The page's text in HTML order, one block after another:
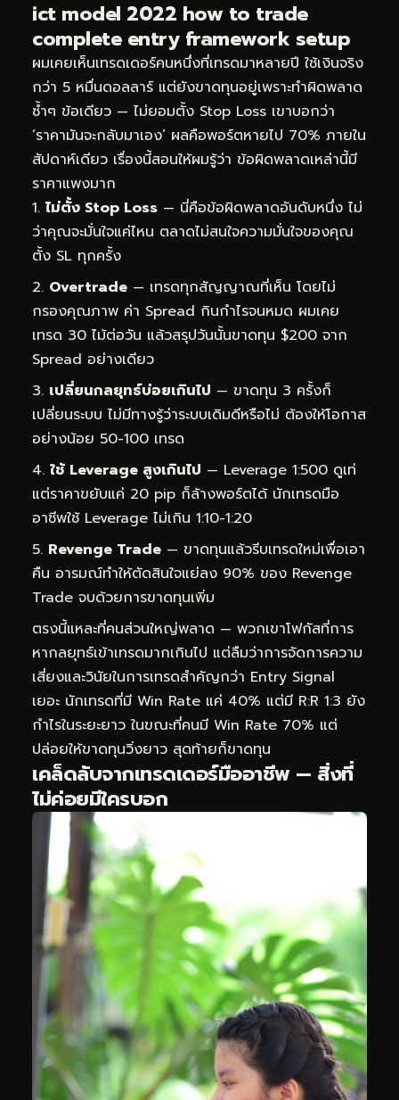
ict model 2022 how to trade
complete entry framework setup
ผมเคยเห็นเทรดเดอร์คนหนึ่งที่เทรดมาหลายปี ใช้เงินจริง
กว่า 5 หมื่นดอลลาร์ แต่ยังขาดทุนอยู่เพราะทำผิดพลาด
ซ้ำๆ ข้อเดียว — ไม่ยอมตั้ง Stop Loss เขาบอกว่า
‘ราคามันจะกลับมาเอง’ ผลคือพอร์ตหายไป 70% ภายใน
สัปดาห์เดียว เรื่องนี้สอนให้ผมรู้ว่า ข้อผิดพลาดเหล่านี้มี
ราคาแพงมาก
ไม่ตั้ง Stop Loss — นี่คือข้อผิดพลาดอันดับหนึ่ง ไม่
ว่าคุณจะมั่นใจแค่ไหน ตลาดไม่สนใจความมั่นใจของคุณ
ตั้ง SL ทุกครั้ง
Overtrade — เทรดทุกสัญญาณที่เห็น โดยไม่
กรองคุณภาพ ค่า Spread กินกำไรจนหมด ผมเคย
เทรด 30 ไม้ต่อวัน แล้วสรุปวันนั้นขาดทุน $200 จาก
Spread อย่างเดียว
เปลี่ยนกลยุทธ์บ่อยเกินไป — ขาดทุน 3 ครั้งก็
เปลี่ยนระบบ ไม่มีทางรู้ว่าระบบเดิมดีหรือไม่ ต้องให้โอกาส
อย่างน้อย 50-100 เทรด
ใช้ Leverage สูงเกินไป — Leverage 1:500 ดูเท่
แต่ราคาขยับแค่ 20 pip ก็ล้างพอร์ตได้ นักเทรดมือ
อาชีพใช้ Leverage ไม่เกิน 1:10-1:20
Revenge Trade — ขาดทุนแล้วรีบเทรดใหม่เพื่อเอา
คืน อารมณ์ทำให้ตัดสินใจแย่ลง 90% ของ Revenge
Trade จบด้วยการขาดทุนเพิ่ม
ตรงนี้แหละที่คนส่วนใหญ่พลาด — พวกเขาโฟกัสที่การ
หากลยุทธ์เข้าเทรดมากเกินไป แต่ลืมว่าการจัดการความ
เสี่ยงและวินัยในการเทรดสำคัญกว่า Entry Signal
เยอะ นักเทรดที่มี Win Rate แค่ 40% แต่มี R:R 1:3 ยัง
กำไรในระยะยาว ในขณะที่คนมี Win Rate 70% แต่
ปล่อยให้ขาดทุนวิ่งยาว สุดท้ายก็ขาดทุน
เคล็ดลับจากเทรดเดอร์มืออาชีพ — สิ่งที่
ไม่ค่อยมีใครบอก